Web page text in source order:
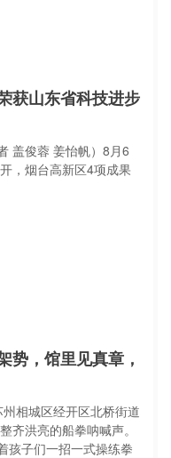
获山东省科技进步
盖俊蓉 姜怡帆）8月6
，烟台高新区4项成果
势，馆里见真章，
相城区经开区北桥街道
齐洪亮的船拳呐喊声。
孩子们一招一式操练拳